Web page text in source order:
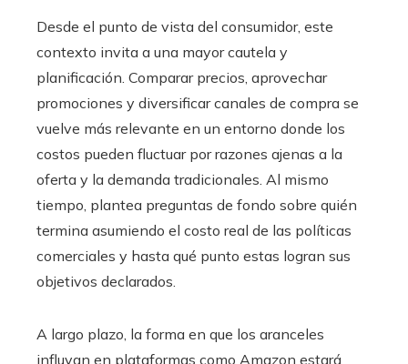
Desde el punto de vista del consumidor, este
contexto invita a una mayor cautela y
planificación. Comparar precios, aprovechar
promociones y diversificar canales de compra se
vuelve más relevante en un entorno donde los
costos pueden fluctuar por razones ajenas a la
oferta y la demanda tradicionales. Al mismo
tiempo, plantea preguntas de fondo sobre quién
termina asumiendo el costo real de las políticas
comerciales y hasta qué punto estas logran sus
objetivos declarados.
A largo plazo, la forma en que los aranceles
influyan en plataformas como Amazon estará